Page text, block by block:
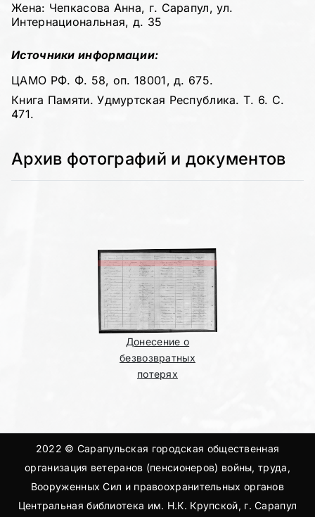
Жена: Чепкасова Анна, г. Сарапул, ул.
Интернациональная, д. 35
Источники информации:
ЦАМО РФ. Ф. 58, оп. 18001, д. 675.
Книга Памяти. Удмуртская Республика. Т. 6. С.
471.
Архив фотографий и документов
Донесение о
безвозвратных
потерях
2022 © Сарапульская городская общественная
организация ветеранов (пенсионеров) войны, труда,
Вооруженных Сил и правоохранительных органов
Центральная библиотека им. Н.К. Крупской, г. Сарапул